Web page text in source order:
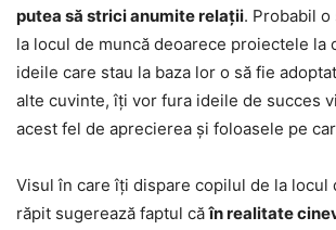
putea să strici anumite relații. Probabil o
la locul de muncă deoarece proiectele la
ideile care stau la baza lor o să fie
alte cuvinte, îți vor fura ideile de succes
acest fel de aprecierea și foloasele pe
Visul în care îți dispare copilul de la locul
răpit sugerează faptul căîn realitate